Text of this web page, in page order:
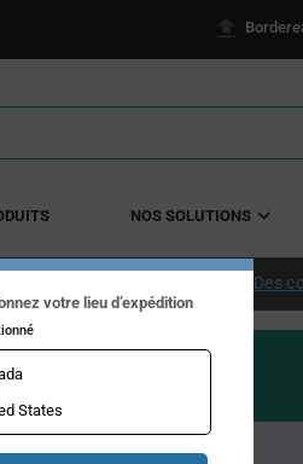
NOS SOLUTIONS
à partir de 50 $ US. Des
votre lieu d’expédition
States